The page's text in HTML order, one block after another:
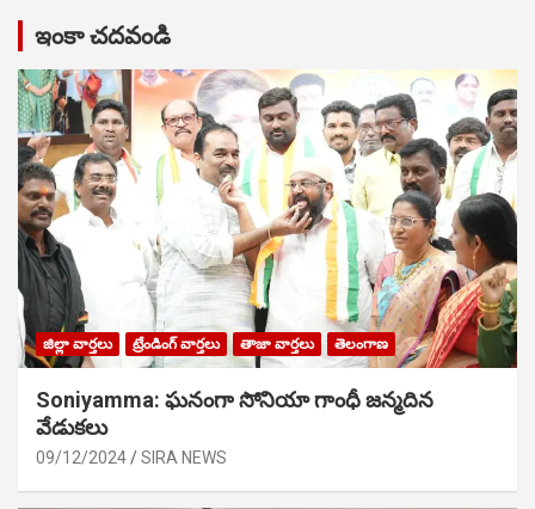
ఇంకా చదవండి
జిల్లా వార్తలు ట్రేండింగ్ వార్తలు తాజా వార్తలు తెలంగాణ
Soniyamma: ఘ‌నంగా సోనియా గాంధీ జ‌న్మ‌దిన
వేడుక‌లు
09/12/2024 SIRA NEWS